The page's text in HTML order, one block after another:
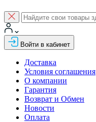
Войти в кабинет
Доставка
Условия соглашения
О компании
Гарантия
Возврат и Обмен
Новости
Оплата